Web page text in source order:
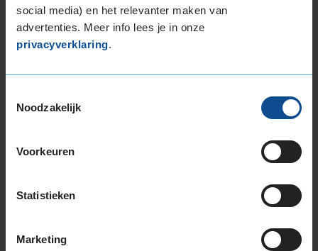
social media) en het relevanter maken van
advertenties. Meer info lees je in onze
privacyverklaring.
Noodzakelijk
Voorkeuren
Statistieken
Marketing
9,0 Algemeen
Grip
9,0
Band
Auto
SUZUKI Celerio 1.0 -/VVT HB 3-cil. B 68pk
Prima banden